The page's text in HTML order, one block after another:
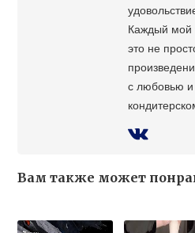
Каждый мой
это не
с любовью и
Вам также может